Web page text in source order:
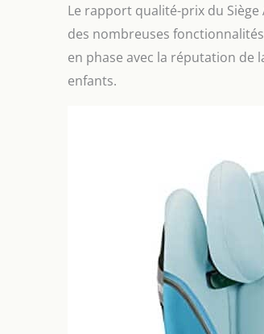
Le rapport qualité-prix du
des nombreuses
en phase avec la réputation de
enfants.